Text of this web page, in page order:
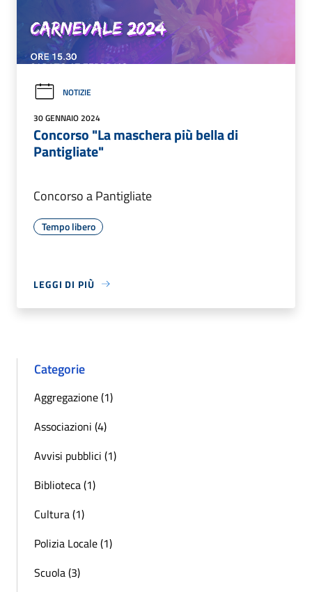
NOTIZIE
30 GENNAIO 2024
Concorso "La maschera più bella di
Pantigliate"
Concorso a Pantigliate
Tempo libero
LEGGI DI PIÙ
Categorie
Aggregazione (1)
Associazioni (4)
Avvisi pubblici (1)
Biblioteca (1)
Cultura (1)
Polizia Locale (1)
Scuola (3)